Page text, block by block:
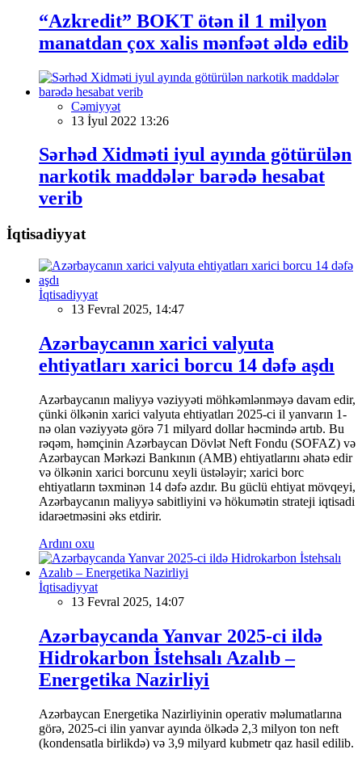
“Azkredit” BOKT ötən il 1 milyon
manatdan çox xalis mənfəət əldə edib
Cəmiyyət
13 İyul 2022 13:26
Sərhəd Xidməti iyul ayında götürülən
narkotik maddələr barədə hesabat
verib
İqtisadiyyat
İqtisadiyyat
13 Fevral 2025, 14:47
Azərbaycanın xarici valyuta
ehtiyatları xarici borcu 14 dəfə aşdı
Azərbaycanın maliyyə vəziyyəti möhkəmlənməyə davam edir,
çünki ölkənin xarici valyuta ehtiyatları 2025-ci il yanvarın 1-
nə olan vəziyyətə görə 71 milyard dollar həcmində artıb. Bu
rəqəm, həmçinin Azərbaycan Dövlət Neft Fondu (SOFAZ) və
Azərbaycan Mərkəzi Bankının (AMB) ehtiyatlarını əhatə edir
və ölkənin xarici borcunu xeyli üstələyir; xarici borc
ehtiyatların təxminən 14 dəfə azdır. Bu güclü ehtiyat mövqeyi,
Azərbaycanın maliyyə sabitliyini və hökumətin strateji iqtisadi
idarəetməsini əks etdirir.
Ardını oxu
İqtisadiyyat
13 Fevral 2025, 14:07
Azərbaycanda Yanvar 2025-ci ildə
Hidrokarbon İstehsalı Azalıb –
Energetika Nazirliyi
Azərbaycan Energetika Nazirliyinin operativ məlumatlarına
görə, 2025-ci ilin yanvar ayında ölkədə 2,3 milyon ton neft
(kondensatla birlikdə) və 3,9 milyard kubmetr qaz hasil edilib.